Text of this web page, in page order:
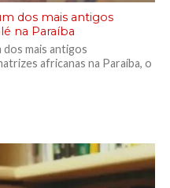
dos mais antigos
na Paraíba
mais antigos
africanas na Paraíba, o